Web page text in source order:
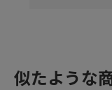
似たような